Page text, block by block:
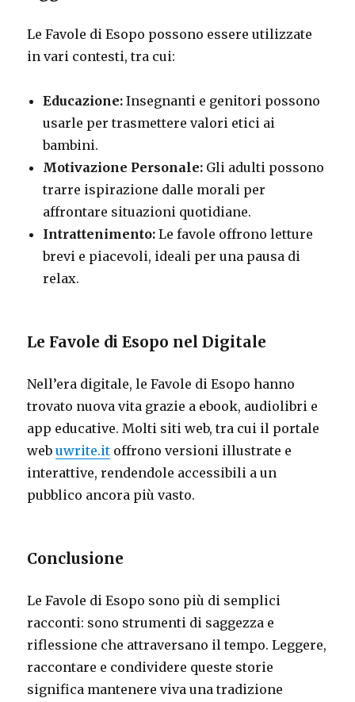
Le Favole di Esopo possono essere utilizzate
in vari contesti, tra cui:
Educazione: Insegnanti e genitori possono
usarle per trasmettere valori etici ai
bambini.
Motivazione Personale: Gli adulti possono
trarre ispirazione dalle morali per
affrontare situazioni quotidiane.
Intrattenimento: Le favole offrono letture
brevi e piacevoli, ideali per una pausa di
relax.
Le Favole di Esopo nel Digitale
Nell’era digitale, le Favole di Esopo hanno
trovato nuova vita grazie a ebook, audiolibri e
app educative. Molti siti web, tra cui il portale
webuwrite.it offrono versioni illustrate e
interattive, rendendole accessibili a un
pubblico ancora più vasto.
Conclusione
Le Favole di Esopo sono più di semplici
racconti: sono strumenti di saggezza e
riflessione che attraversano il tempo. Leggere,
raccontare e condividere queste storie
significa mantenere viva una tradizione